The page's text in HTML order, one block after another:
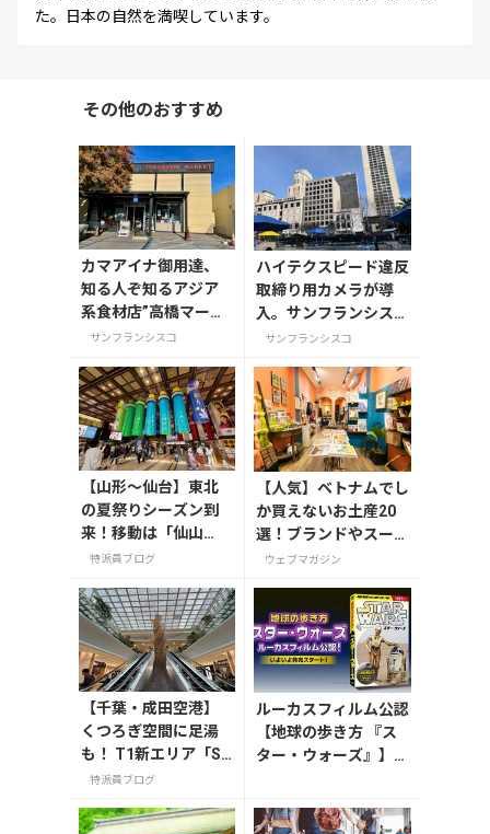
た。日本の自然を満喫しています。
その他のおすすめ
カマアイナ御用達、
知る人ぞ知るアジア
系食材店”高橋マーケ
ット”
サンフランシスコ
ハイテクスピード違反
取締り用カメラが導
入。サンフランシスコ
3月後半の様子。
サンフランシスコ
【山形〜仙台】東北
の夏祭りシーズン到
来！移動は「仙山
線」と「高速バス」
特派員ブログ
【人気】ベトナムでし
か買えないお土産20
選！ブランドやスーパ
ーのお菓子や雑貨まで
ウェブマガジン
【千葉・成田空港】
くつろぎ空間に足湯
も！ T1新エリア「SH
IKISAI GARDEN」
特派員ブログ
ルーカスフィルム公認
【地球の歩き方 『ス
ター・ウォーズ』】が
の特製リバーシブル帯